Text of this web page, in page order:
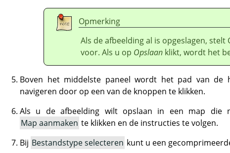
Opmerking
Als de afbeelding al is opgeslagen, stelt
voor. Als u op Opslaan klikt, wordt het
Boven het middelste paneel wordt het pad van de
navigeren door op een van de knoppen te klikken.
Als u de afbeelding wilt opslaan in een map die
Map aanmaken te klikken en de instructies te volgen.
Bij Bestandstype selecteren kunt u een